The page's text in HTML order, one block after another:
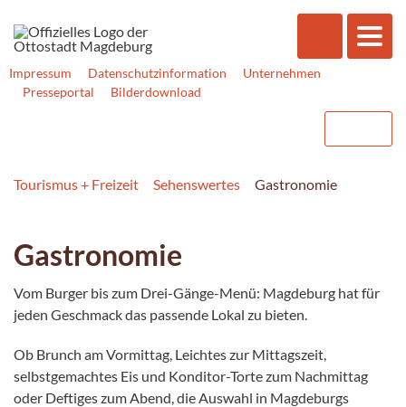
Impressum Datenschutzinformation
Unternehmen
Presseportal
Bilderdownload
Tourismus + Freizeit Sehenswertes Gastronomie
Gastronomie
Vom Burger bis zum Drei-Gänge-Menü: Magdeburg hat für
jeden Geschmack das passende Lokal zu bieten.
Ob Brunch am Vormittag, Leichtes zur Mittagszeit,
selbstgemachtes Eis und Konditor-Torte zum Nachmittag
oder Deftiges zum Abend, die Auswahl in Magdeburgs